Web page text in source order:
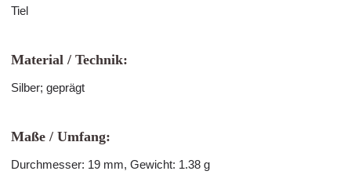
Tiel
Material / Technik:
Silber; geprägt
Maße / Umfang:
Durchmesser: 19 mm, Gewicht: 1.38 g